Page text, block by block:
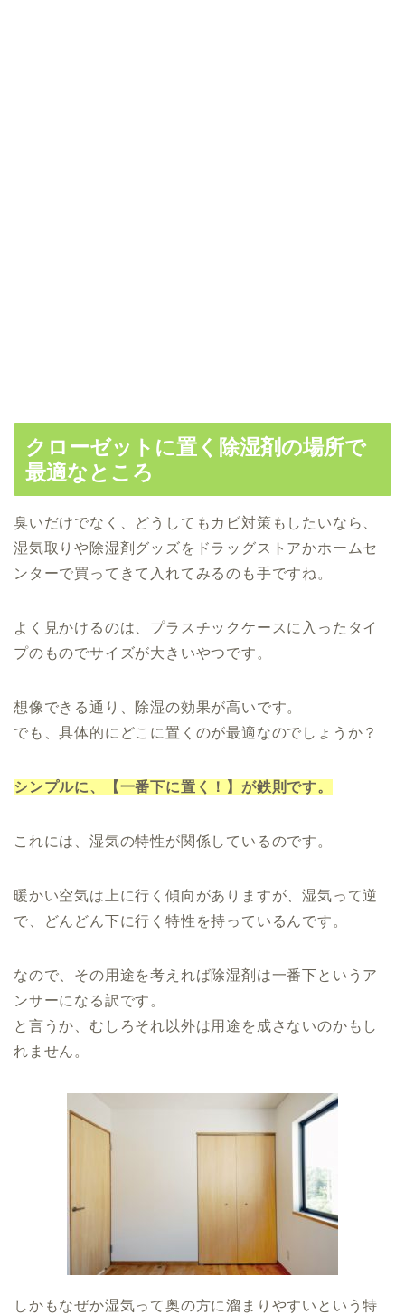
クローゼットに置く除湿剤の場所で
最適なところ
臭いだけでなく、どうしてもカビ対策もしたいなら、
湿気取りや除湿剤グッズをドラッグストアかホームセ
ンターで買ってきて入れてみるのも手ですね。
よく見かけるのは、プラスチックケースに入ったタイ
プのものでサイズが大きいやつです。
想像できる通り、除湿の効果が高いです。
でも、具体的にどこに置くのが最適なのでしょうか？
シンプルに、【一番下に置く！】が鉄則です。
これには、湿気の特性が関係しているのです。
暖かい空気は上に行く傾向がありますが、湿気って逆
で、どんどん下に行く特性を持っているんです。
なので、その用途を考えれば除湿剤は一番下というア
ンサーになる訳です。
と言うか、むしろそれ以外は用途を成さないのかもし
れません。
しかもなぜか湿気って奥の方に溜まりやすいという特